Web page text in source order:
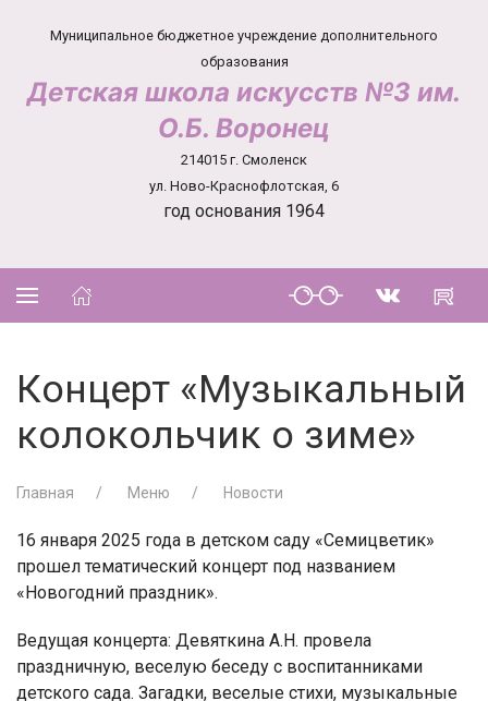
Муниципальное бюджетное учреждение дополнительного
образования
Детская школа искусств №3 им.
О.Б. Воронец
214015 г. Смоленск
ул. Ново-Краснофлотская, 6
год основания 1964
Концерт «Музыкальный
колокольчик о зиме»
Главная Меню Новости
16 января 2025 года в детском саду «Семицветик»
прошел тематический концерт под названием
«Новогодний праздник».
Ведущая концерта: Девяткина А.Н. провела
праздничную, веселую беседу с воспитанниками
детского сада. Загадки, веселые стихи, музыкальные